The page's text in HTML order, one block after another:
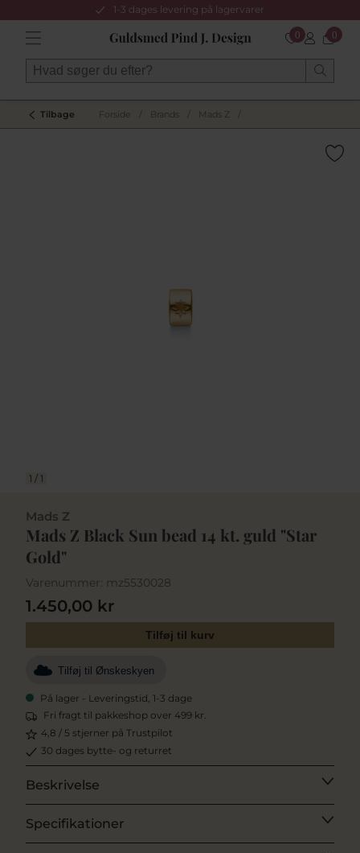
1-3 dages levering på lagervarer
0 0
Tilbage Forside Brands Mads Z
1 / 1
Mads Z
Mads Z Black Sun bead 14 kt. guld "Star
Gold"
Varenummer: mz5530028
1.450,00 kr
Tilføj til kurv
Tilføj til Ønskeskyen
På lager - Leveringstid, 1-3 dage
Fri fragt til pakkeshop over 499 kr.
4,8 / 5 stjerner på Trustpilot
30 dages bytte- og returret
Beskrivelse
Specifikationer